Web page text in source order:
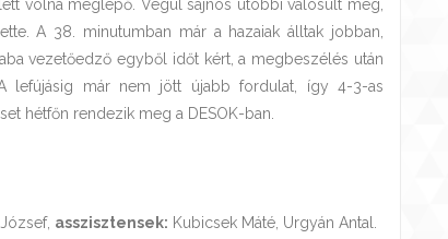
volna meglepő. Végül sajnos utóbbi valósult meg,
A 38. minutumban már a hazaiak álltak jobban,
vezetőedző egyből időt kért, a megbeszélés után
lefújásig már nem jött újabb fordulat, így 4-3-as
hétfőn rendezik meg a DESOK-ban.
asszisztensek: Kubicsek Máté, Urgyán Antal.